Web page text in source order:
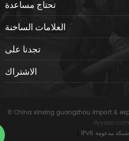
تحتاج مساعدة
العلامات الساخنة
تجدنا على
الاشتراك
dyyseo.com
IPv6 شبكة مدعومة